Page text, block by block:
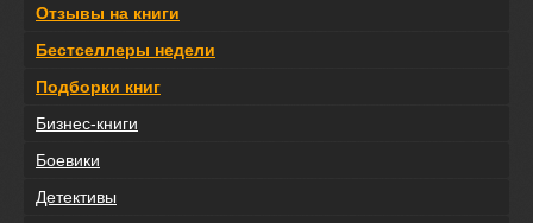
Отзывы на книги
Бестселлеры недели
Подборки книг
Бизнес-книги
Боевики
Детективы